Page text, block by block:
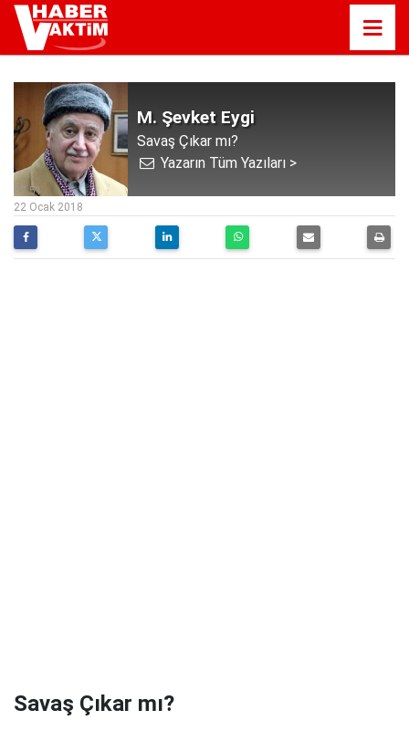
M. Şevket Eygi
Savaş Çıkar mı?
Yazarın Tüm Yazıları >
07:51
22 Ocak 2018
Savaş Çıkar mı?